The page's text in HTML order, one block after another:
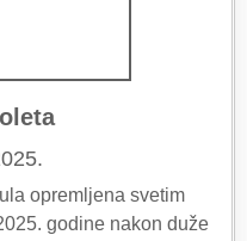
opremljena svetim
godine nakon duže